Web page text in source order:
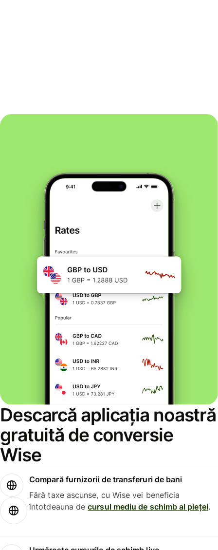
Descarcă aplicația noastră
gratuită de conversie
Wise
Compară furnizorii de transferuri de bani
Fără taxe ascunse, cu Wise vei beneficia
întotdeauna decursul mediu de schimb al pieței.